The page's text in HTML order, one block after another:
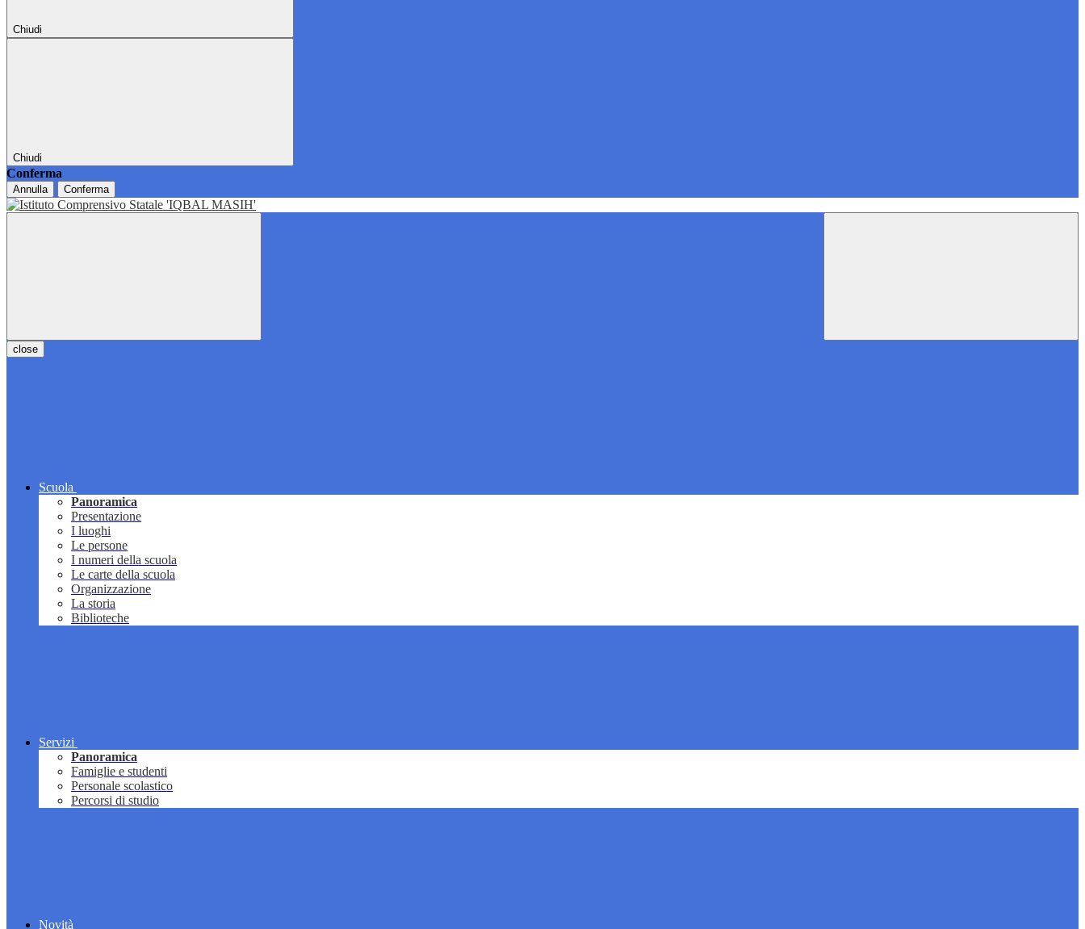
Chiudi
Chiudi
Conferma
Annulla Conferma
close
Scuola
Panoramica
Presentazione
I luoghi
Le persone
I numeri della scuola
Le carte della scuola
Organizzazione
La storia
Biblioteche
Servizi
Panoramica
Famiglie e studenti
Personale scolastico
Percorsi di studio
Novità